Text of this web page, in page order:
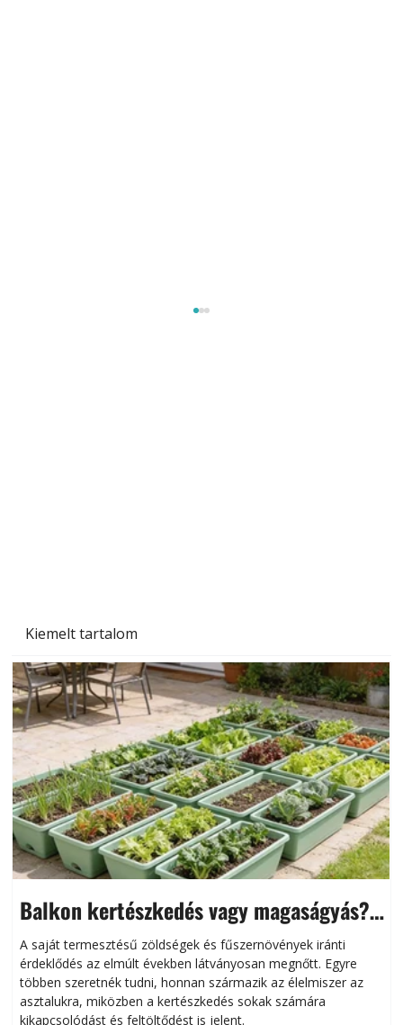
Kiemelt tartalom
Balkon kertészkedés vagy magaságyás?
Helytakarékos kertészkedés
A saját termesztésű zöldségek és fűszernövények iránti
érdeklődés az elmúlt években látványosan megnőtt. Egyre
többen szeretnék tudni, honnan származik az élelmiszer az
asztalukra, miközben a kertészkedés sokak számára
kikapcsolódást és feltöltődést is jelent.